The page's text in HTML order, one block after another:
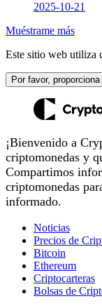
2025-10-21
Muéstrame más
Este sitio web utiliza
Por favor,
¡Bienvenido a
criptomonedas y
Compartimos
criptomonedas
informado.
Noticias
Precios de
Bitcoin
Ethereum
Criptocarteras
Bolsas de